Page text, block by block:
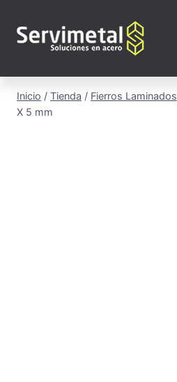
contenido
Inicio / Tienda / Fierros Laminados
X 5 mm